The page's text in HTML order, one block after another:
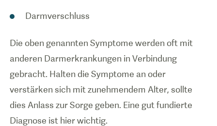
Darmverschluss
Die oben genannten Symptome werden oft mit
anderen Darmerkrankungen in Verbindung
gebracht. Halten die Symptome an oder
verstärken sich mit zunehmendem Alter, sollte
dies Anlass zur Sorge geben. Eine gut fundierte
Diagnose ist hier wichtig.